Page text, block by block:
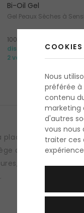
Bi-Oil Gel
Gel Peaux Sèches à
100 ml
disponible en
2 variante
place dans l'univers
de la société est
les signes de
COOKIES
Nous
préférée
contenu
marketing
d'autres
vous
traiter ces